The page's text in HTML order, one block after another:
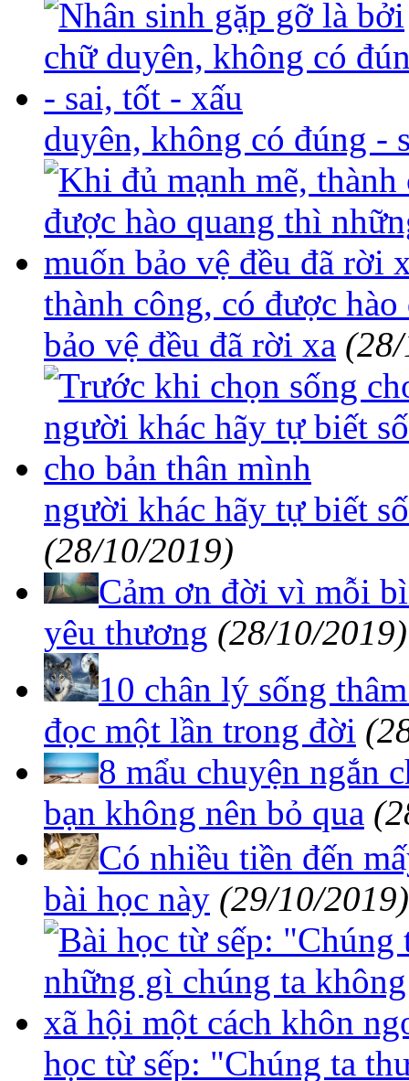
duyên, không có đúng -
thành công, có được
bảo vệ đều đã rời xa
người khác hãy tự biết
(28/10/2019)
Cảm ơn đời vì mỗi
yêu thương (28/10/2019)
10 chân lý sống
đọc một lần trong đời
8 mẩu chuyện ngắn
bạn không nên bỏ qua
Có nhiều tiền đến
bài học này (29/10/2019)
học từ sếp: "Chúng ta